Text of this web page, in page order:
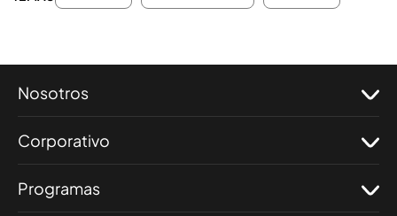
Nosotros
Corporativo
Programas